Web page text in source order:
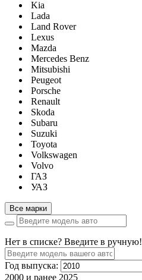
Kia
Lada
Land Rover
Lexus
Mazda
Mercedes Benz
Mitsubishi
Peugeot
Porsche
Renault
Skoda
Subaru
Suzuki
Toyota
Volkswagen
Volvo
ГАЗ
УАЗ
Все марки
Нет в списке? Введите в ручную!
Год выпуска:
2000 и ранее 2025